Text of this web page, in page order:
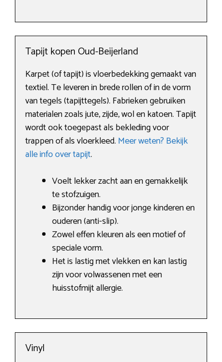
Tapijt kopen Oud-Beijerland
Karpet (of tapijt) is vloerbedekking gemaakt van
textiel. Te leveren in brede rollen of in de vorm
van tegels (tapijttegels). Fabrieken gebruiken
materialen zoals jute, zijde, wol en katoen. Tapijt
wordt ook toegepast als bekleding voor
trappen of als vloerkleed. Meer weten? Bekijk
alle info over tapijt.
Voelt lekker zacht aan en gemakkelijk
te stofzuigen.
Bijzonder handig voor jonge kinderen en
ouderen (anti-slip).
Zowel effen kleuren als een motief of
speciale vorm.
Het is lastig met vlekken en kan lastig
zijn voor volwassenen met een
huisstofmijt allergie.
Vinyl